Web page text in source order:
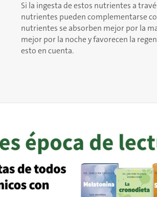
Si la ingesta de estos nutrientes a
nutrientes pueden complementarse
nutrientes se absorben mejor por la
mejor por la noche y favorecen la
esto en cuenta.